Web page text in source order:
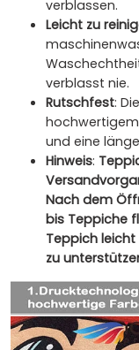
verblassen.
Leicht zu
verblasst nie.
Rutschfest:
und eine
Hinweis:
Nach dem
bis Teppiche
Teppich
zu